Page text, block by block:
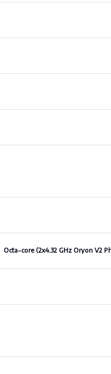
Octa-core (2x4.32 GHz Oryon V2